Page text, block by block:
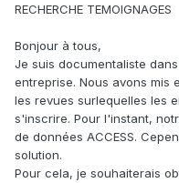
RECHERCHE TEMOIGNAGES
Bonjour à tous,
Je suis documentaliste
entreprise. Nous avons mis
les revues surlequelles les
s'inscrire. Pour l'instant,
de données ACCESS.
solution.
Pour cela, je souhaiterais